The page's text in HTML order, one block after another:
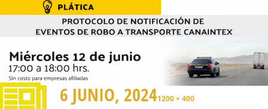
6 JUNIO, 20241200 × 400